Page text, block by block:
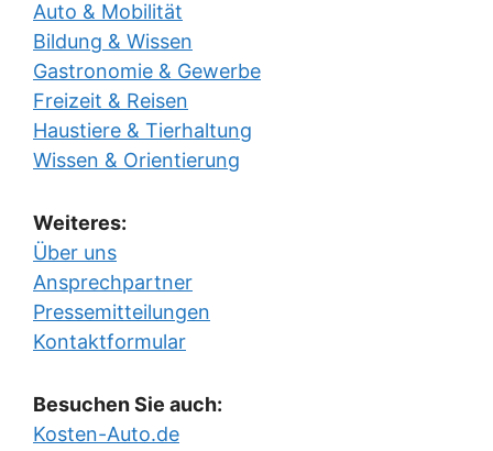
Auto & Mobilität
Bildung & Wissen
Gastronomie & Gewerbe
Freizeit & Reisen
Haustiere & Tierhaltung
Wissen & Orientierung
Weiteres:
Über uns
Ansprechpartner
Pressemitteilungen
Kontaktformular
Besuchen Sie auch:
Kosten-Auto.de